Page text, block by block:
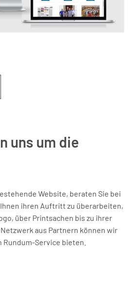
uns um die
Website, beraten Sie bei
ihren Auftritt zu überarbeiten,
über Printsachen bis zu ihrer
aus Partnern können wir
Rundum-Service bieten.